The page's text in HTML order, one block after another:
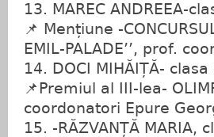
13. MAREC ANDREEA-
📌 Mențiune -
EMIL-PALADE’’, prof.
14. DOCI MIHĂIȚĂ-
📌Premiul al III-lea-
coordonatori Epure
15. -RĂZVANȚĂ MARIA,